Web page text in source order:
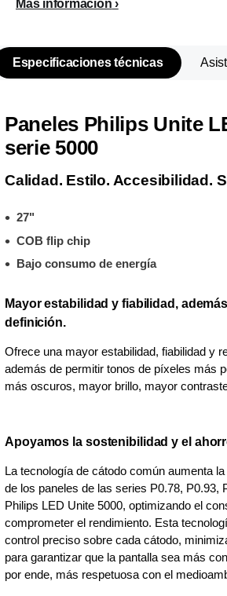
Más información
Especificaciones técnicas
Paneles Philips Unite
serie 5000
Calidad. Estilo. Accesibilidad.
27"
COB flip chip
Bajo consumo de energía
Mayor estabilidad y fiabilidad,
definición.
Ofrece una mayor estabilidad, fiabilidad y
además de permitir tonos de píxeles más
más oscuros, mayor brillo, mayor
Apoyamos la sostenibilidad y el
La tecnología de cátodo común aumenta
de los paneles de las series P0.78, P0.93,
Philips LED Unite 5000, optimizando el
comprometer el rendimiento. Esta
control preciso sobre cada cátodo,
para garantizar que la pantalla sea más
por ende, más respetuosa con el